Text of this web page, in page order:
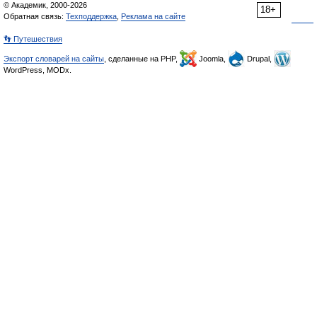
18+
© Академик, 2000-2026
Обратная связь: Техподдержка Реклама на сайте
👣 Путешествия
Экспорт словарей на сайты , сделанные на PHP, Joomla,
Drupal,
WordPress, MODx.